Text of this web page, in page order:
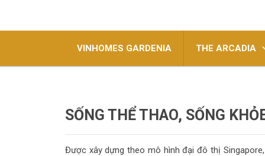
VINHOMES GARDENIA THE ARCADIA
SỐNG THỂ THAO, SỐNG
Được xây dựng theo mô hìnhđại đô thị